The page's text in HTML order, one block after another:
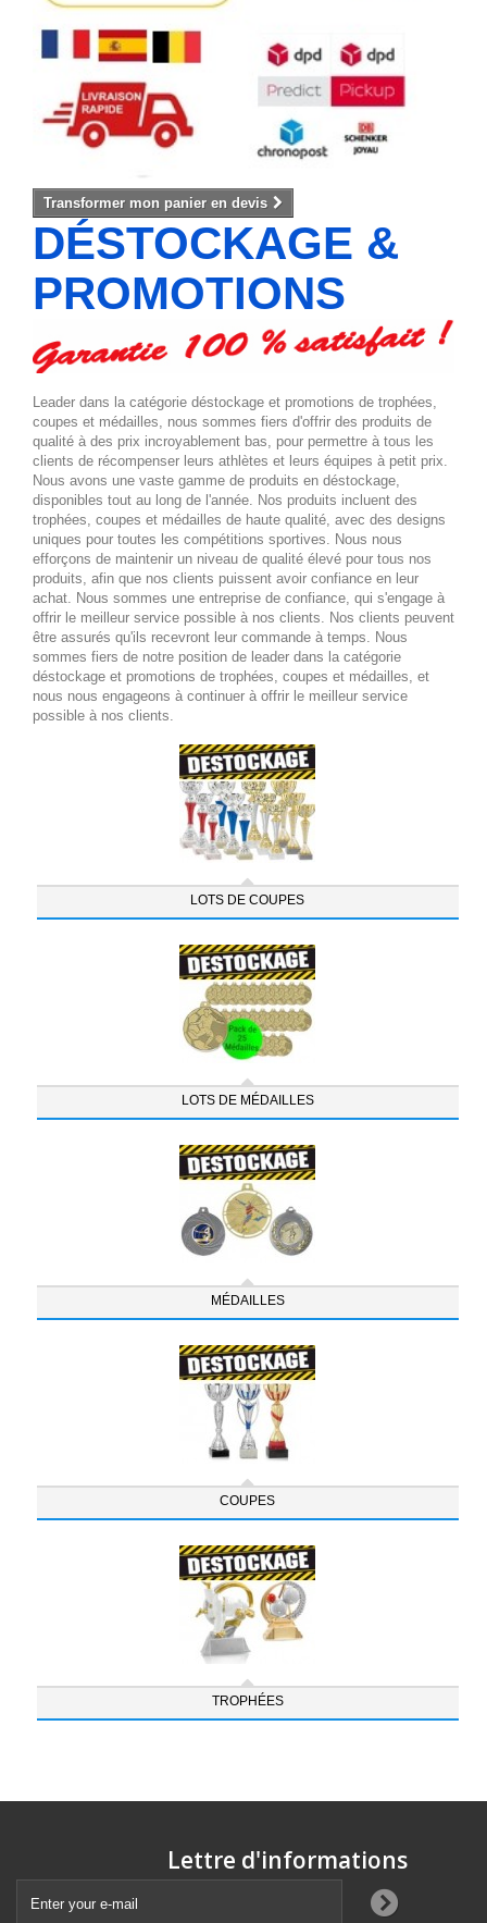
Transformer mon panier en devis
DÉSTOCKAGE &
PROMOTIONS
Leader dans la catégorie déstockage et promotions de trophées,
coupes et médailles, nous sommes fiers d'offrir des produits de
qualité à des prix incroyablement bas, pour permettre à tous les
clients de récompenser leurs athlètes et leurs équipes à petit prix.
Nous avons une vaste gamme de produits en déstockage,
disponibles tout au long de l'année. Nos produits incluent des
trophées, coupes et médailles de haute qualité, avec des designs
uniques pour toutes les compétitions sportives. Nous nous
efforçons de maintenir un niveau de qualité élevé pour tous nos
produits, afin que nos clients puissent avoir confiance en leur
achat. Nous sommes une entreprise de confiance, qui s'engage à
offrir le meilleur service possible à nos clients. Nos clients peuvent
être assurés qu'ils recevront leur commande à temps. Nous
sommes fiers de notre position de leader dans la catégorie
déstockage et promotions de trophées, coupes et médailles, et
nous nous engageons à continuer à offrir le meilleur service
possible à nos clients.
LOTS DE COUPES
LOTS DE MÉDAILLES
MÉDAILLES
COUPES
TROPHÉES
Lettre d'informations